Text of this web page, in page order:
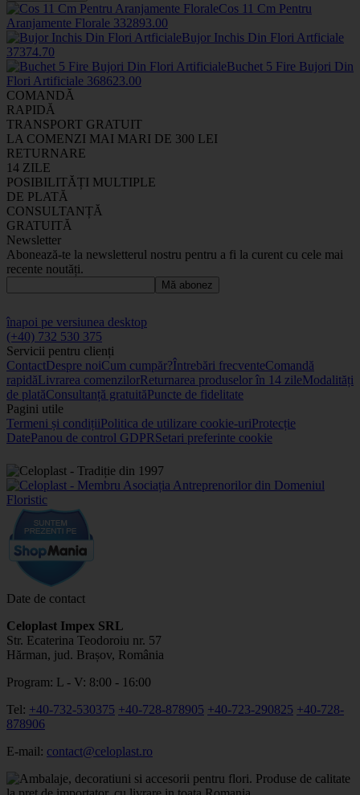
Cos 11 Cm Pentru
Aranjamente Florale 332893.00
Bujor Inchis Din Flori Artficiale
37374.70
Buchet 5 Fire Bujori Din
Flori Artificiale 368623.00
COMANDĂ
RAPIDĂ
TRANSPORT GRATUIT
LA COMENZI MAI MARI DE 300 LEI
RETURNARE
14 ZILE
POSIBILITĂȚI MULTIPLE
DE PLATĂ
CONSULTANȚĂ
GRATUITĂ
Newsletter
Abonează-te la newsletterul nostru pentru a fi la curent cu cele mai
recente noutăți.
Mă abonez
înapoi pe versiunea desktop
(+40) 732 530 375
Servicii pentru clienți
ContactDespre noiCum cumpăr?Întrebări frecventeComandă
rapidăLivrarea comenzilorReturnarea produselor în 14 zileModalități
de platăConsultanță gratuităPuncte de fidelitate
Pagini utile
Termeni și condițiiPolitica de utilizare cookie-uriProtecție
DatePanou de control GDPRSetari preferinte cookie
Date de contact
Celoplast Impex SRL
Str. Ecaterina Teodoroiu nr. 57
Hărman, jud. Brașov, România
Program: L - V: 8:00 - 16:00
Tel: +40-732-530375 +40-728-878905 +40-723-290825 +40-728-
878906
E-mail: contact@celoplast.ro